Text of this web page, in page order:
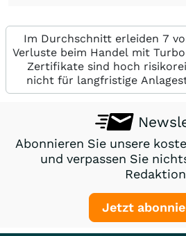
Im Durchschnitt erleiden 7
Verluste beim Handel mit
Zertifikate sind hoch
nicht für langfristige
Abonnieren Sie unsere
und verpassen Sie
Redaktion
Jetzt